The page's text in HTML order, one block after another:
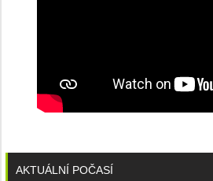
AKTUÁLNÍ POČASÍ